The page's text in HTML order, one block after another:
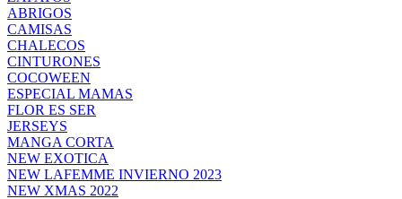
ABRIGOS
CAMISAS
CHALECOS
CINTURONES
COCOWEEN
ESPECIAL MAMAS
FLOR ES SER
JERSEYS
MANGA CORTA
NEW EXOTICA
NEW LAFEMME INVIERNO 2023
NEW XMAS 2022